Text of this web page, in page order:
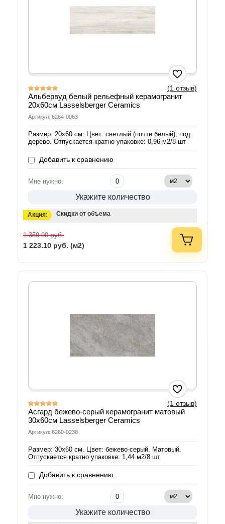
(1 отзыв)
Альбервуд белый рельефный керамогранит
20х60см Lasselsberger Ceramics
Артикул: 6264-0063
Размер: 20х60 см. Цвет: светлый (почти белый), под
дерево. Отпускается кратно упаковке: 0,96 м2/8 шт
Добавить к сравнению
Мне нужно:
Укажите количество
Акция: Скидки от объема
1 359.00руб.
1 223.10 руб. (м2)
(1 отзыв)
Асгард бежево-серый керамогранит матовый
30х60см Lasselsberger Ceramics
Артикул: 6260-0238
Размер: 30х60 см. Цвет: бежево-серый. Матовый.
Отпускается кратно упаковке: 1,44 м2/8 шт
Добавить к сравнению
Мне нужно:
Укажите количество